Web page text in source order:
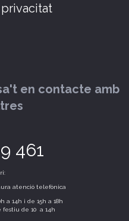
en contacte amb
461
atenció telefònica
a 14h i de 15h a 18h
festiu de 10 a 14h